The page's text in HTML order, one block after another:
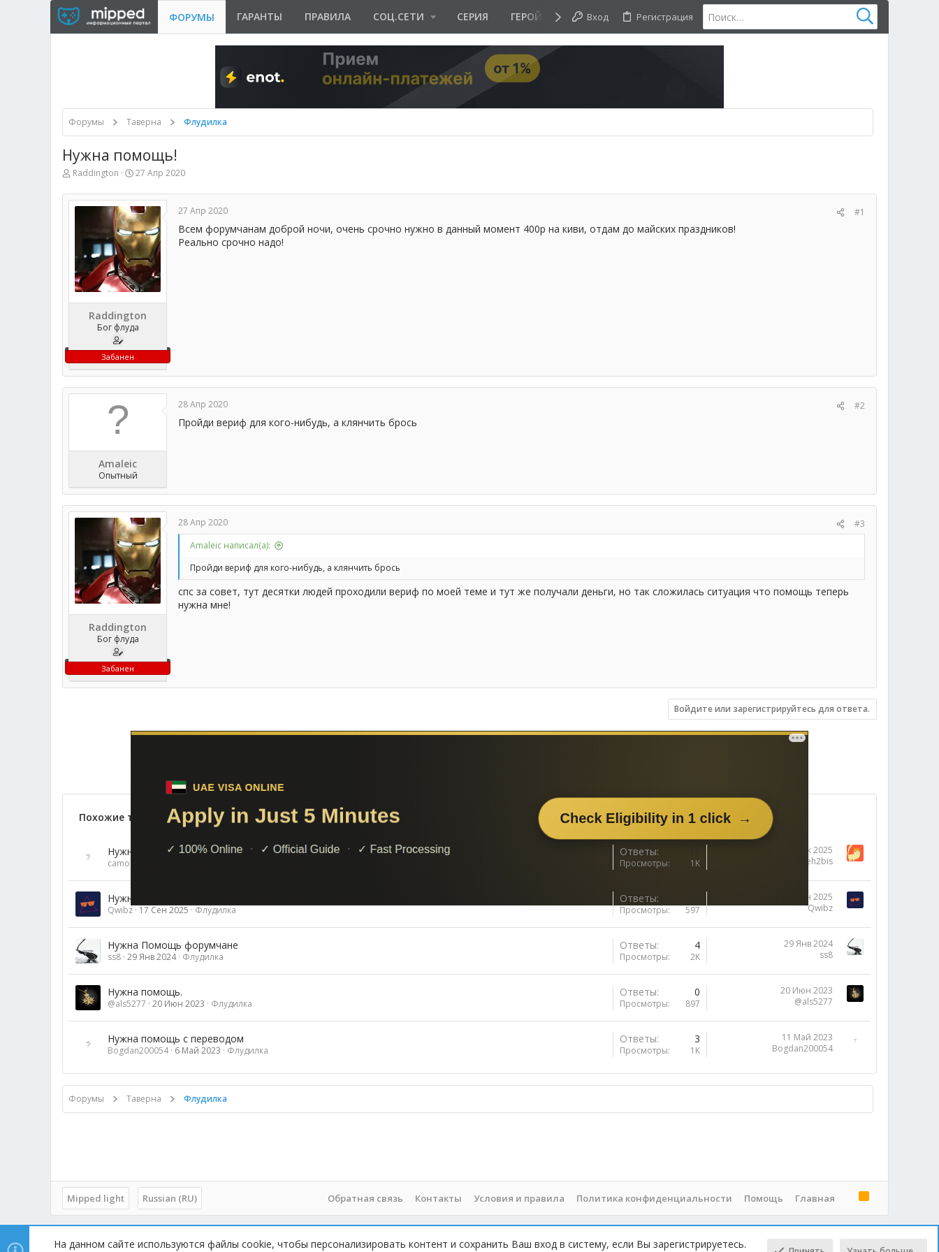
ФОРУМЫ ГАРАНТЫ ПРАВИЛА СОЦ.СЕТИ СЕРИЯ ГЕРОЙ ДНЯ Вход Регистрация
Форумы Таверна Флудилка
Нужна помощь!
А
т
о
ы
Raddington
Д
т
а
н
а
ч
а
л
а
27 Апр 2020
Raddington
Бог флуда
Забанен
27 Апр 2020 #1
Всем форумчанам доброй ночи, очень срочно нужно в данный момент 400р на киви, отдам до майских праздников!
Реально срочно надо!
Amaleic
Опытный
28 Апр 2020 #2
Пройди вериф для кого-нибудь, а клянчить брось
Raddington
Бог флуда
Забанен
28 Апр 2020
#3
Amaleic написал(а):
Пройди вериф для кого-нибудь, а клянчить брось
спс за совет, тут десятки людей проходили вериф по моей теме и тут же получали деньги, но так сложилась ситуация что помощь теперь
нужна мне!
Войдите или зарегистрируйтесь для ответа.
Похожие темы
Нужна помощь с ПК (отблагодарю)
camokod
Ответы
Просмотры 1K
27 Дек 2025
oleh2bis
Нужна помощь с камерой Canon
Qwibz 17 Сен 2025 Флудилка
Ответы
Просмотры 597
17 Сен 2025
Qwibz
Нужна Помощь форумчане
ss8 29 Янв 2024 Флудилка
Ответы 4
Просмотры 2K
29 Янв 2024
ss8
Нужна помощь.
@als5277 20 Июн 2023 Флудилка
Ответы 0
Просмотры 897
20 Июн 2023
@als5277
Нужна помощь с переводом
Bogdan200054 6 Май 2023 Флудилка
Ответы 3
Просмотры 1K
11 Май 2023
Bogdan200054
Форумы Таверна Флудилка
Mipped light Russian (RU) Обратная связь Контакты Условия и правила Политика конфиденциальности Помощь Главная
R
S
На данном сайте используются файлы cookie, чтобы персонализировать контент и сохранить Ваш вход в систему, если Вы зарегистрируетесь.